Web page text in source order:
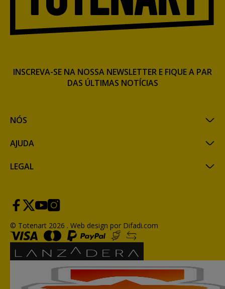
NÓS
AJUDA
LEGAL
INSCREVA-SE NA NOSSA NEWSLETTER E FIQUE A PAR
DAS ÚLTIMAS NOTÍCIAS
© Totenart 2026 . Web design por Difadi.com